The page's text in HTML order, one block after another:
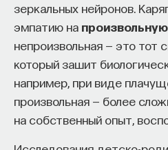
зеркальных нейронов.
эмпатию на произвольную
непроизвольная — это тот
который зашит
например, при виде
произвольная — более
на собственный опыт,